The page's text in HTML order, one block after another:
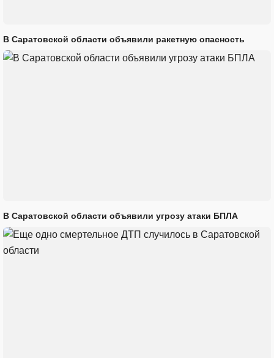
В Саратовской области объявили ракетную опасность
В Саратовской области объявили угрозу атаки БПЛА